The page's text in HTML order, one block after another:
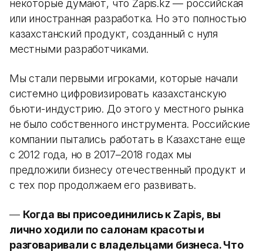
некоторые думают, что Zapis.kz — российская
или иностранная разработка. Но это полностью
казахстанский продукт, созданный с нуля
местными разработчиками.
Мы стали первыми игроками, которые начали
системно цифровизировать казахстанскую
бьюти-индустрию. До этого у местного рынка
не было собственного инструмента. Российские
компании пытались работать в Казахстане еще
с 2012 года, но в 2017–2018 годах мы
предложили бизнесу отечественный продукт и
с тех пор продолжаем его развивать.
— Когда вы присоединились к Zapis, вы
лично ходили по салонам красоты и
разговаривали с владельцами бизнеса. Что